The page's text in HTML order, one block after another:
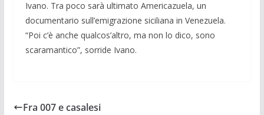
Ivano. Tra poco sarà ultimato Americazuela, un
documentario sull’emigrazione siciliana in Venezuela.
“Poi c’è anche qual­cos’altro, ma non lo dico, sono
scaraman­tico”, sorride Ivano.
Fra 007 e casalesi